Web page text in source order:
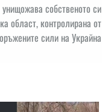
собственото си
област, контролирана от
сили на Украйна